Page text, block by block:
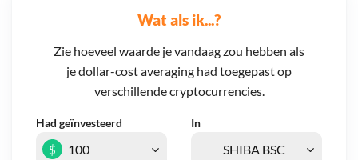
Wat als ik...?
Zie hoeveel waarde je vandaag zou hebben als
je dollar-cost averaging had toegepast op
verschillende cryptocurrencies.
Had geïnvesteerd In
$